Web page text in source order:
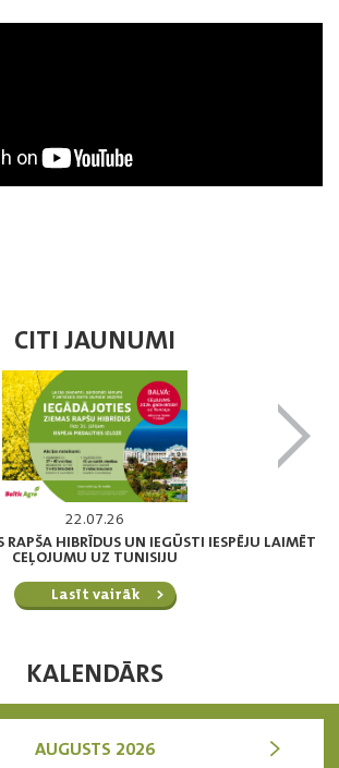
CITI JAUNUMI
22.07.26
RAPŠA HIBRĪDUS UN IEGŪSTI IESPĒJU LAIMĒT
CEĻOJUMU UZ TUNISIJU
Lasīt vairāk
KALENDĀRS
AUGUSTS 2026 >